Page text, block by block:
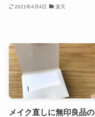
2021年4月4日 楽天
メイク直しに無印良品の